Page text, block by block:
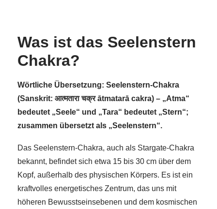
Was ist das Seelenstern
Chakra?
Wörtliche Übersetzung: Seelenstern-Chakra
(Sanskrit: आत्मतारा चक्र ātmatarā cakra) – „Atma“
bedeutet „Seele“ und „Tara“ bedeutet „Stern“;
zusammen übersetzt als „Seelenstern“.
Das Seelenstern-Chakra, auch als Stargate-Chakra
bekannt, befindet sich etwa 15 bis 30 cm über dem
Kopf, außerhalb des physischen Körpers. Es ist ein
kraftvolles energetisches Zentrum, das uns mit
höheren Bewusstseinsebenen und dem kosmischen